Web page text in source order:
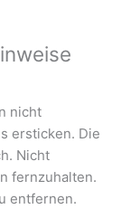
nicht
ersticken. Die
Nicht
fernzuhalten.
entfernen.